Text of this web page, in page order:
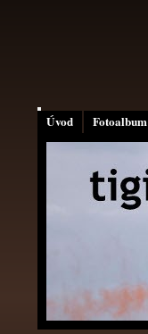
Úvod Fotoalbum